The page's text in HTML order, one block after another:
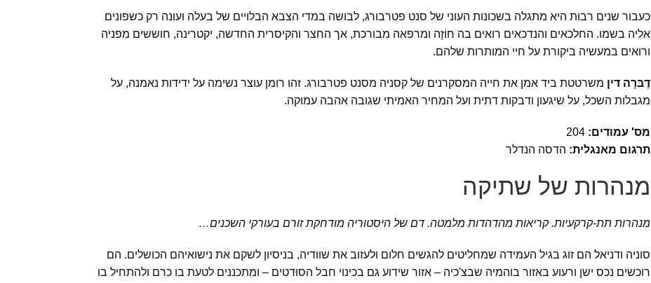
כעבור שנים רבות היא מתגלה בשכונות העוני של סנט פטרבורג, לבושה במדי הצבא הבלויים של בעלה ועונה רק כשפונים
אליה בשמו. החלכאים והנדכאים רואים בה חוֹזָה ומרפאה מבורכת, אך החצר והקיסרית החדשה, יקטרינה, חוששים מפניה
ורואים במעשיה ביקורת על חיי המותרות שלהם.
דֶבּרָה דין משרטטת ביד אמן את חייה המסקרנים של קסניה מסנט פטרבורג. זהו רומן עוצר נשימה על ידידות נאמנה, על
מגבלות השכל, על שיגעון ודבקות דתית ועל המחיר האמיתי שגובה אהבה עמוקה.
מס' עמודים: 204
תרגום מאנגלית: הדסה הנדלר
מנהרות של שתיקה
מנהרות תת-קרקעיות. קריאות מהדהדות מלמטה. דם של היסטוריה מודחקת זורם בעורקי השכנים…
סוניה ודניאל הם זוג בגיל העמידה שמחליטים להגשים חלום ולעזוב את שוודיה, בניסיון לשקם את נישואיהם הכושלים. הם
רוכשים נכס ישן ורעוע באזור בוהמיה שבצ'כיה – אזור שידוע גם בכינוי חבל הסוּדטים – ומתכננים לטעת בו כרם ולהתחיל בו